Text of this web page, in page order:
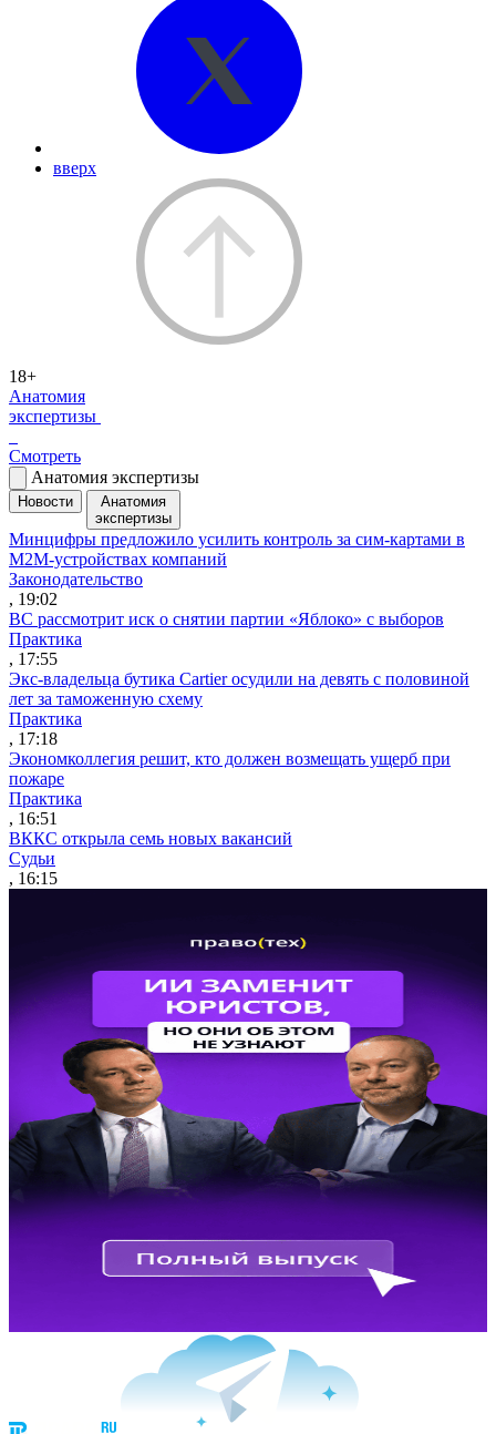
вверх
18+
Анатомия
экспертизы
Смотреть
Анатомия экспертизы
Новости
Анатомия
экспертизы
Минцифры предложило усилить контроль за сим-картами в
M2M-устройствах компаний
Законодательство
, 19:02
ВС рассмотрит иск о снятии партии «Яблоко» с выборов
Практика
, 17:55
Экс-владельца бутика Cartier осудили на девять с половиной
лет за таможенную схему
Практика
, 17:18
Экономколлегия решит, кто должен возмещать ущерб при
пожаре
Практика
, 16:51
ВККС открыла семь новых вакансий
Судьи
, 16:15